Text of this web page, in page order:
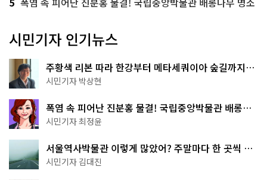
시민기자 인기뉴스
주황색 리본 따라 한강부터 메타세쿼이아 숲길까지…
서울둘레길 15코스
시민기자 박상현
폭염 속 피어난 진분홍 물결! 국립중앙박물관 배롱나
무 명소
시민기자 최정윤
서울역사박물관 이렇게 많았어? 주말마다 한 곳씩 떠
나는 역사 산책
시민기자 김대진